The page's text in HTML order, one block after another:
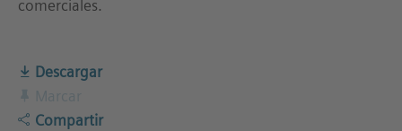
comerciales.
Descargar
Compartir